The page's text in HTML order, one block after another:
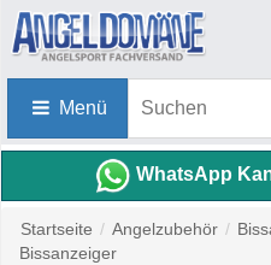
Menü
WhatsApp
Startseite / Angelzubehör /
Bissanzeiger